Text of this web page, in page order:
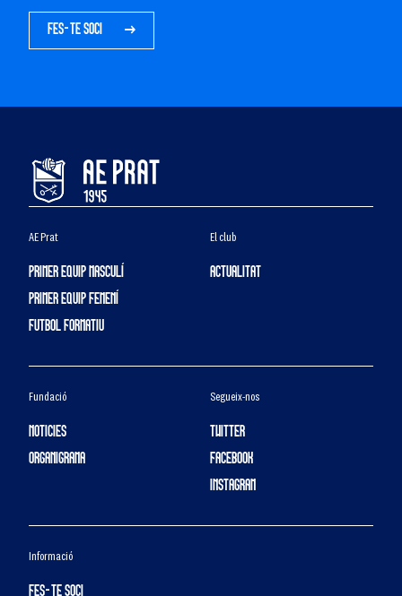
FES-TE SOCI
AE Prat
PRIMER EQUIP MASCULÍ
PRIMER EQUIP FEMENÍ
FUTBOL FORMATIU
El club
ACTUALITAT
Fundació
NOTICIES
ORGANIGRAMA
Segueix-nos
TWITTER
FACEBOOK
INSTAGRAM
Informació
FES-TE SOCI